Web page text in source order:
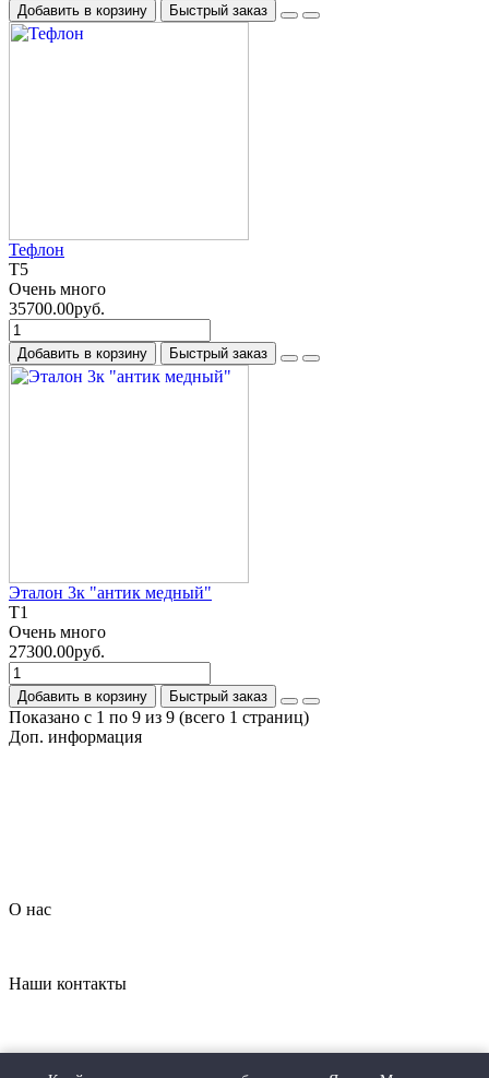
Добавить в корзину Быстрый заказ
Тефлон
T5
Очень много
35700.00руб.
Добавить в корзину Быстрый заказ
Эталон 3к "антик медный"
T1
Очень много
27300.00руб.
Добавить в корзину Быстрый заказ
Показано с 1 по 9 из 9 (всего 1 страниц)
Доп. информация
О нас
Наши контакты